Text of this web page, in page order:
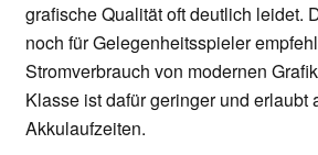
grafische Qualität oft deutlich leidet.
noch für Gelegenheitsspieler
Stromverbrauch von modernen
Klasse ist dafür geringer und erlaubt
Akkulaufzeiten.